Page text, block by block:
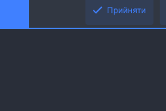
S
Прийняти